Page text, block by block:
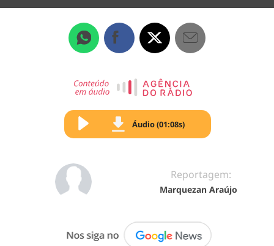
Áudio (01:08s)
Reportagem:
Marquezan Araújo